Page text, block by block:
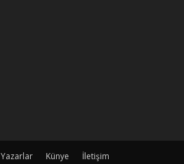
Yazarlar Künye
İletişim